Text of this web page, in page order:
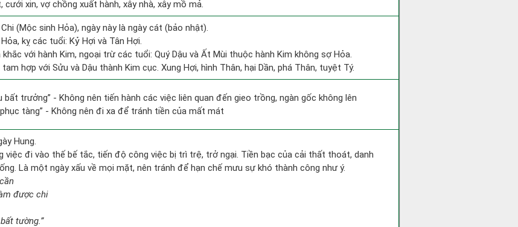
cưới xin, vợ chồng xuất hành, xây nhà, xây mồ mả.
(Mộc sinh Hỏa), ngày này là ngày cát (bảo nhật).
kỵ các tuổi: Kỷ Hợi và Tân Hợi.
với hành Kim, ngoại trừ các tuổi: Quý Dậu và Ất Mùi thuộc hành Kim không sợ Hỏa.
hợp với Sửu và Dậu thành Kim cục. Xung Hợi, hình Thân, hại Dần, phá Thân, tuyệt Tý.
bất trưởng” - Không nên tiến hành các việc liên quan đến gieo trồng, ngàn gốc không lên
tàng” - Không nên đi xa để tránh tiền của mất mát
Hung.
việc đi vào thế bế tắc, tiến độ công việc bị trì trệ, trở ngại. Tiền bạc của cải thất thoát, danh
Là một ngày xấu về mọi mặt, nên tránh để hạn chế mưu sự khó thành công như ý.
được chi
tường.”